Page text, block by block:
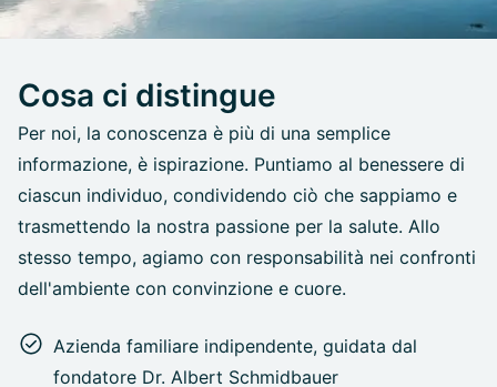
Cosa ci distingue
Per noi, la conoscenza è più di una semplice
informazione, è ispirazione. Puntiamo al benessere di
ciascun individuo, condividendo ciò che sappiamo e
trasmettendo la nostra passione per la salute. Allo
stesso tempo, agiamo con responsabilità nei confronti
dell'ambiente con convinzione e cuore.
Azienda familiare indipendente, guidata dal
fondatore Dr. Albert Schmidbauer